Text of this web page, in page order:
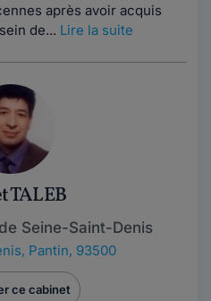
après avoir acquis
de... Lire la suite
TALEB
Seine-Saint-Denis
, Pantin, 93500
ce cabinet